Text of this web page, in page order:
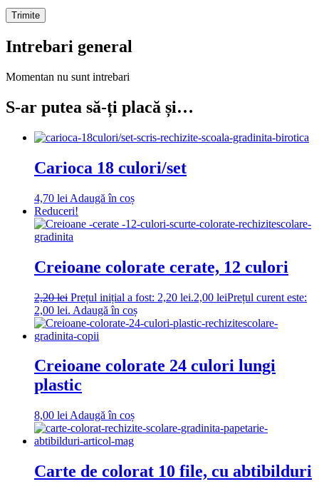
Intrebari general
Momentan nu sunt intrebari
S-ar putea să-ți placă și…
Carioca 18 culori/set
4,70 lei Adaugă în coș
Reduceri!
Creioane colorate cerate, 12 culori
2,20lei Prețul inițial a fost: 2,20 lei.2,00 leiPrețul curent este:
2,00 lei. Adaugă în coș
Creioane colorate 24 culori lungi
plastic
8,00 lei Adaugă în coș
Carte de colorat 10 file, cu abtibilduri